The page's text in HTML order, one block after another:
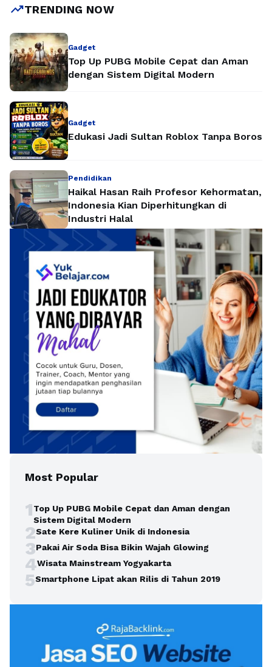
trending_upTRENDING NOW
Gadget
Top Up PUBG Mobile Cepat dan Aman
dengan Sistem Digital Modern
Gadget
Edukasi Jadi Sultan Roblox Tanpa Boros
Pendidikan
Haikal Hasan Raih Profesor Kehormatan,
Indonesia Kian Diperhitungkan di
Industri Halal
Most Popular
1Top Up PUBG Mobile Cepat dan Aman dengan
Sistem Digital Modern
2Sate Kere Kuliner Unik di Indonesia
3Pakai Air Soda Bisa Bikin Wajah Glowing
4Wisata Mainstream Yogyakarta
5Smartphone Lipat akan Rilis di Tahun 2019